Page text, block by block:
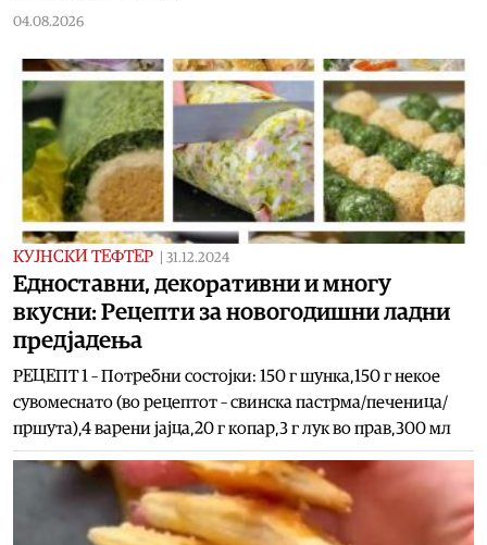
04.08.2026
КУЈНСКИ ТЕФТЕР 31.12.2024
Едноставни, декоративни и многу
вкусни: Рецепти за новогодишни ладни
предјадења
РЕЦЕПТ 1 – Потребни состојки: 150 г шунка,150 г некое
сувомеснато (во рецептот – свинска пастрма/печеница/
пршута),4 варени јајца,20 г копар,3 г лук во прав,300 мл